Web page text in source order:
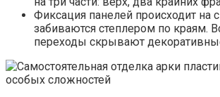
Фиксация панелей происходит на
забиваются степлером по краям.
переходы скрывают